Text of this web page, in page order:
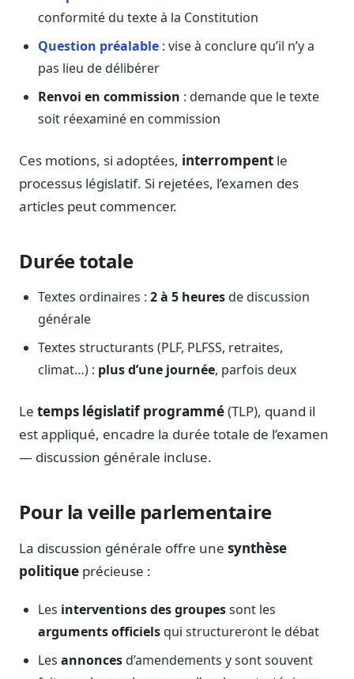
conformité du texte à la Constitution
Question préalable : vise à conclure qu’il n’y a
pas lieu de délibérer
Renvoi en commission : demande que le texte
soit réexaminé en commission
Ces motions, si adoptées, interrompent le
processus législatif. Si rejetées, l’examen des
articles peut commencer.
Durée totale
Textes ordinaires : 2 à 5 heuresde discussion
générale
Textes structurants (PLF, PLFSS, retraites,
climat…) : plus d’une journée, parfois deux
Le temps législatif programmé(TLP), quand il
est appliqué, encadre la durée totale de l’examen
— discussion générale incluse.
Pour la veille parlementaire
La discussion générale offre une synthèse
politique précieuse :
Les interventions des groupessont les
arguments officielsqui structureront le débat
Les annoncesd’amendements y sont souvent